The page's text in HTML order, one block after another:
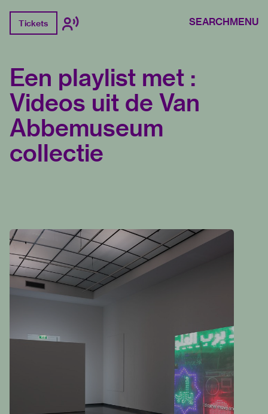
Tickets SEARCHMENU
Een playlist met :
Videos uit de Van
Abbemuseum
collectie